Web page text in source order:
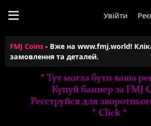
Увійти
FMJ Coins - Вже на www.fmj.world!
замовлення та деталей.